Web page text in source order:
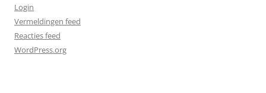
Login
Vermeldingen feed
Reacties feed
WordPress.org